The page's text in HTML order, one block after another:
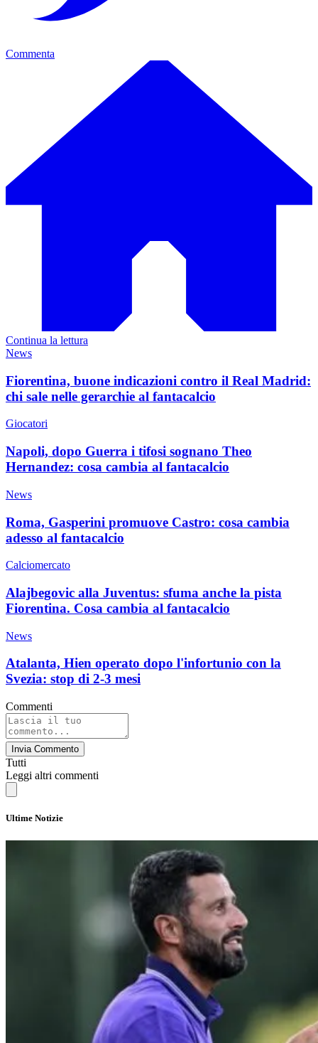
Commenta
Continua la lettura
News
Fiorentina, buone indicazioni contro il Real Madrid:
chi sale nelle gerarchie al fantacalcio
Giocatori
Napoli, dopo Guerra i tifosi sognano Theo
Hernandez: cosa cambia al fantacalcio
News
Roma, Gasperini promuove Castro: cosa cambia
adesso al fantacalcio
Calciomercato
Alajbegovic alla Juventus: sfuma anche la pista
Fiorentina. Cosa cambia al fantacalcio
News
Atalanta, Hien operato dopo l'infortunio con la
Svezia: stop di 2-3 mesi
Commenti
Invia Commento
Tutti
Leggi altri commenti
Ultime Notizie